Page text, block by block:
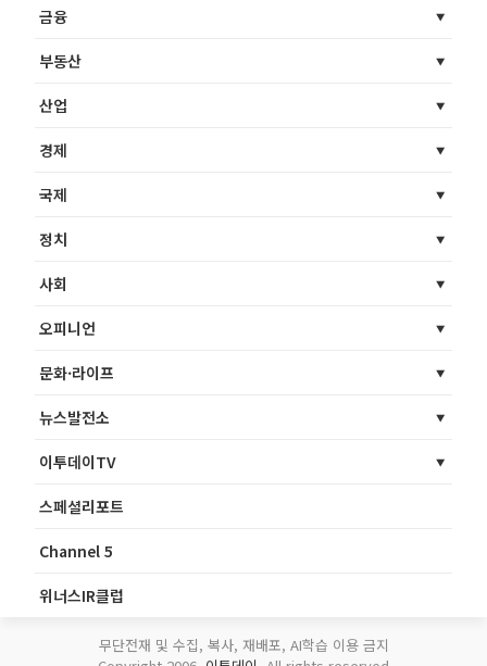
금융
부동산
산업
경제
국제
정치
사회
오피니언
문화·라이프
뉴스발전소
이투데이TV
스페셜리포트
Channel 5
위너스IR클럽
무단전재 및 수집, 복사, 재배포, AI학습 이용 금지